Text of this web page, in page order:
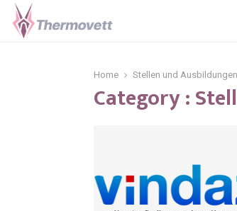
Home Stellen und Ausbildungen
Category :